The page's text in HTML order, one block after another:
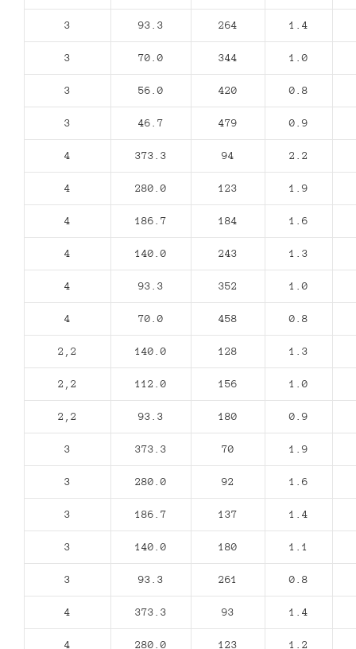
3 93.3 264 1.4
3 70.0 344 1.0
3 56.0 420 0.8
3 46.7 479 0.9
4 373.3 94 2.2
4 280.0 123 1.9
4 186.7 184 1.6
4 140.0 243 1.3
4 93.3 352 1.0
4 70.0 458 0.8
2,2 140.0 128 1.3
2,2 112.0 156 1.0
2,2 93.3 180 0.9
3 373.3 70 1.9
3 280.0 92 1.6
3 186.7 137 1.4
3 140.0 180 1.1
3 93.3 261 0.8
4 373.3 93 1.4
4 280.0 123 1.2